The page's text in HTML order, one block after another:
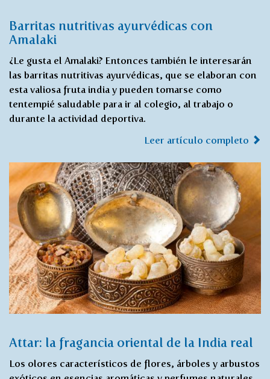
Barritas nutritivas ayurvédicas con
Amalaki
¿Le gusta el Amalaki? Entonces también le interesarán
las barritas nutritivas ayurvédicas, que se elaboran con
esta valiosa fruta india y pueden tomarse como
tentempié saludable para ir al colegio, al trabajo o
durante la actividad deportiva.
Leer artículo completo
Attar: la fragancia oriental de la India real
Los olores característicos de flores, árboles y arbustos